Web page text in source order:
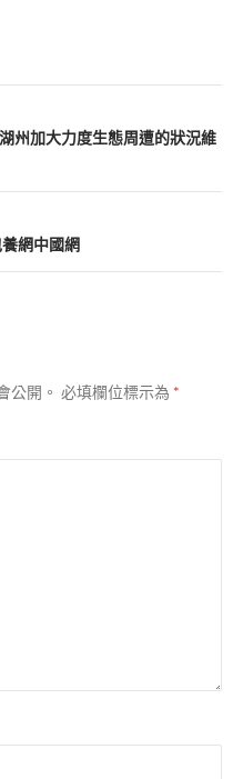
州加大力度生態周遭的狀況維
網中國網
公開。 必填欄位標示為 *